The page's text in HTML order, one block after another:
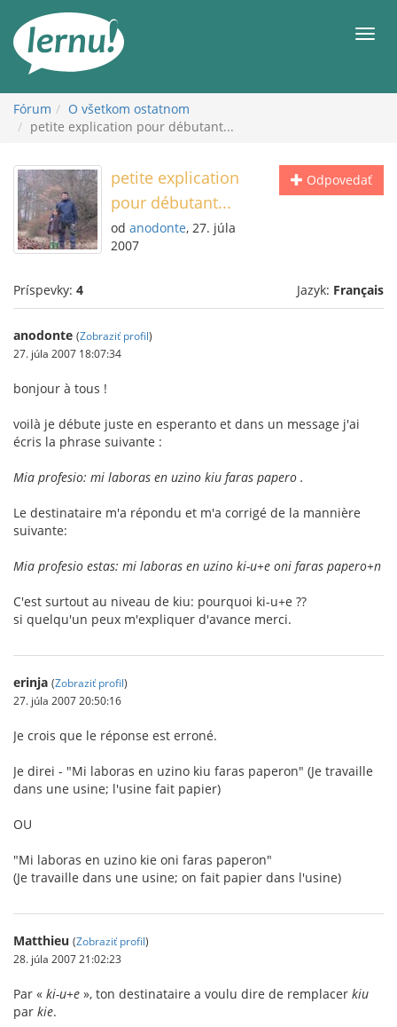
obsah
Fórum
O všetkom ostatnom
petite explication pour débutant...
Odpovedať
petite explication
pour débutant...
od anodonte, 27. júla
2007
Príspevky: 4 Jazyk: Français
anodonte (Zobraziť profil)
27. júla 2007 18:07:34
bonjour à tous !
voilà je débute juste en esperanto et dans un message j'ai
écris la phrase suivante :
Mia profesio: mi laboras en uzino kiu faras papero .
Le destinataire m'a répondu et m'a corrigé de la mannière
suivante:
Mia profesio estas: mi laboras en uzino ki-u+e oni faras papero+n
C'est surtout au niveau de kiu: pourquoi ki-u+e ??
si quelqu'un peux m'expliquer d'avance merci.
erinja (Zobraziť profil)
27. júla 2007 20:50:16
Je crois que le réponse est erroné.
Je direi - "Mi laboras en uzino kiu faras paperon" (Je travaille
dans une usine; l'usine fait papier)
OU
"Mi laboras en uzino kie oni faras paperon"
(Je travaille dans une usine; on fait papier dans l'usine)
Matthieu (Zobraziť profil)
28. júla 2007 21:02:23
Par « ki-u+e », ton destinataire a voulu dire de remplacer kiu
par kie.